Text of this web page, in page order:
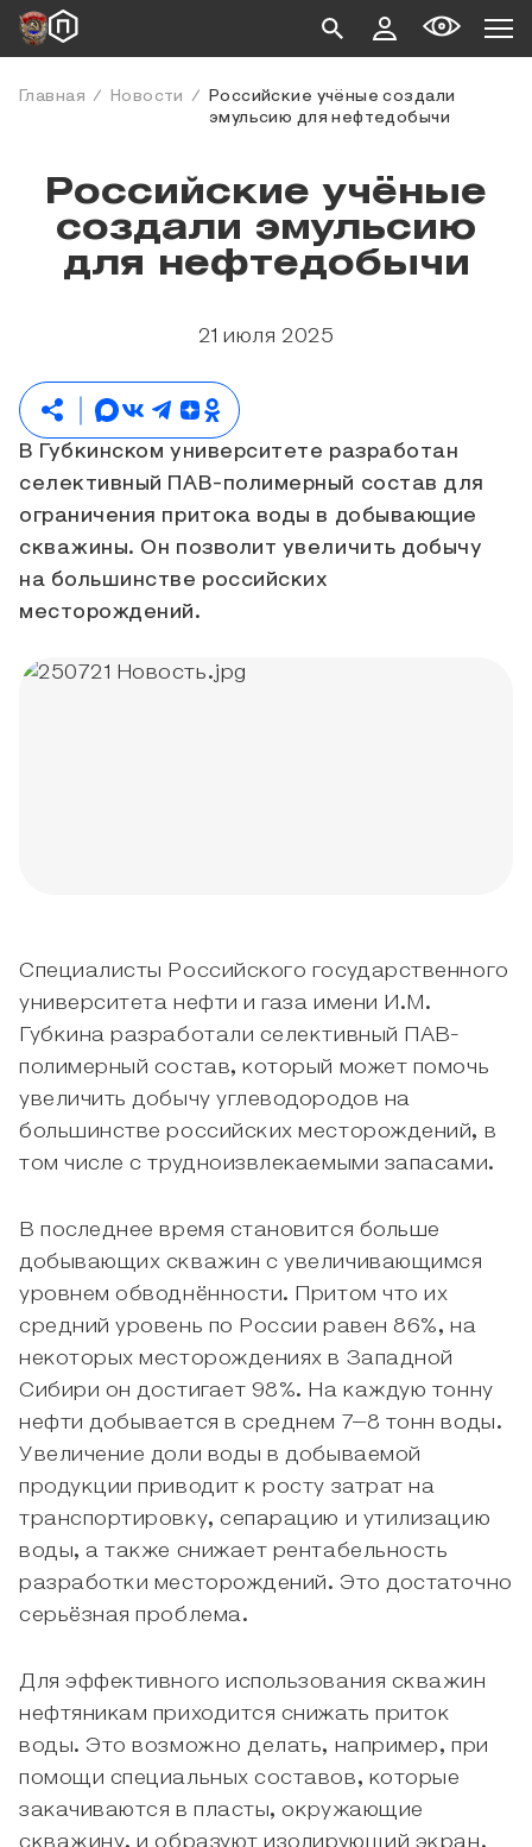
Главная Новости
Российские учёные создали
эмульсию для нефтедобычи
Российские учёные
создали эмульсию
для нефтедобычи
21 июля 2025
В Губкинском университете разработан
селективный ПАВ-полимерный состав для
ограничения притока воды в добывающие
скважины. Он позволит увеличить добычу
на большинстве российских
месторождений.
Специалисты Российского государственного
университета нефти и газа имени И.М.
Губкина разработали селективный ПАВ-
полимерный состав, который может помочь
увеличить добычу углеводородов на
большинстве российских месторождений, в
том числе с трудноизвлекаемыми запасами.
В последнее время становится больше
добывающих скважин с увеличивающимся
уровнем обводнённости. Притом что их
средний уровень по России равен 86%, на
некоторых месторождениях в Западной
Сибири он достигает 98%. На каждую тонну
нефти добывается в среднем 7–8 тонн воды.
Увеличение доли воды в добываемой
продукции приводит к росту затрат на
транспортировку, сепарацию и утилизацию
воды, а также снижает рентабельность
разработки месторождений. Это достаточно
серьёзная проблема.
Для эффективного использования скважин
нефтяникам приходится снижать приток
воды. Это возможно делать, например, при
помощи специальных составов, которые
закачиваются в пласты, окружающие
скважину, и образуют изолирующий экран.